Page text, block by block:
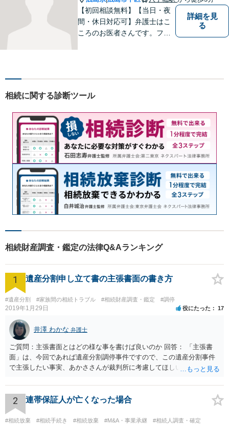
【初回相談無料】【当日・夜
間・休日対応可】弁護士はこ
ころのお医者さんです。フッ
詳細を見
る
相続に関する診断ツール
相続財産調査・鑑定の法律Q&Aランキング
1 遺産分割申し立て書の主張書面の書き方
#遺産分割 #家族間の相続トラブル #相続財産調査・鑑定 #調停
2019年1月29日 役にたった 17
井澤 わかな 弁護士
ご質問：主張書面とはどの様な事を書けば良いのか 回答： 「主張書
面」は、今回であれば遺産分割調停事件ですので、この遺産分割事件
で主張したい事実、あかささんが裁判所に考慮してほしいと思う、亡
ります。 もし、主張したい事実や考慮してほしい事情に関連して
資料を持っているようであれば、主張書面とは別で提出できます。も
し、お姉さんに見られたくないような資料がある場合、「非開示の希
望に関する申出書」と共に提出することも考えられます。 ご質問：書
2 連帯保証人が亡くなった場合
#相続放棄 #相続手続き #相続放棄 #M&A・事業承継
#相続人調査・確定